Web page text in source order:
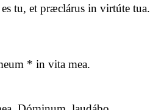
tu, et præclárus in virtúte tua.
* in vita mea.